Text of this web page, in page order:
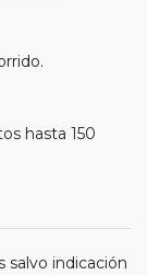
hasta 150
salvo indicación